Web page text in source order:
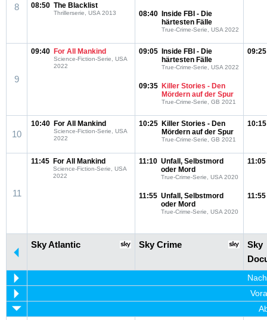
8 08:50 The Blacklist
Thrillerserie, USA 2013 08:40
Inside FBI - Die
härtesten Fälle
True-Crime-Serie, USA 2022
9
09:40 For All Mankind
Science-Fiction-Serie, USA
2022
09:05
Inside FBI - Die
härtesten Fälle
True-Crime-Serie, USA 2022
09:35 Killer Stories - Den
Mördern auf der Spur
True-Crime-Serie, GB 2021
09:25
10
10:40 For All Mankind
Science-Fiction-Serie, USA
2022
10:25 Killer Stories - Den
Mördern auf der Spur
True-Crime-Serie, GB 2021
10:15
11
11:45 For All Mankind
Science-Fiction-Serie, USA
2022
11:10 Unfall, Selbstmord
oder Mord
True-Crime-Serie, USA 2020
11:55 Unfall, Selbstmord
oder Mord
True-Crime-Serie, USA 2020
11:05
11:55
Sky Atlantic Sky Crime
Sky